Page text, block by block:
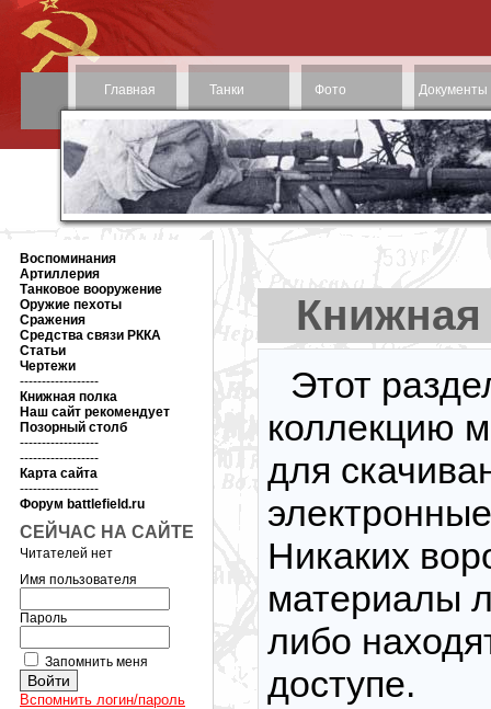
Главная Танки Фото Документы
Воспоминания
Артиллерия
Танковое вооружение
Оружие пехоты
Сражения
Средства связи РККА
Статьи
Чертежи
------------------
Книжная полка
Наш сайт рекомендует
Позорный столб
------------------
------------------
Карта сайта
------------------
Форум battlefield.ru
СЕЙЧАС НА САЙТЕ
Читателей нет
Имя пользователя
Пароль
Запомнить меня
Вспомнить логин/пароль
Книжная
Этот
коллекцию
для
Никаких
материалы
либо
доступе.